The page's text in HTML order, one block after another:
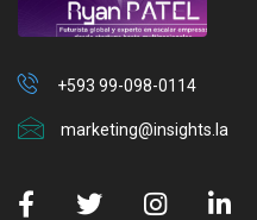
+593 99-098-0114
marketing@insights.la